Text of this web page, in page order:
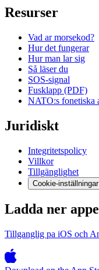
Resurser
Vad ar morsekod?
Hur det fungerar
Hur man lar sig
Så läser du
SOS-signal
Fusklapp (PDF)
NATO:s fonetiska
Juridiskt
Integritetspolicy
Villkor
Tillgänglighet
Cookie-inställningar
Ladda ner
Tillganglig pa iOS och